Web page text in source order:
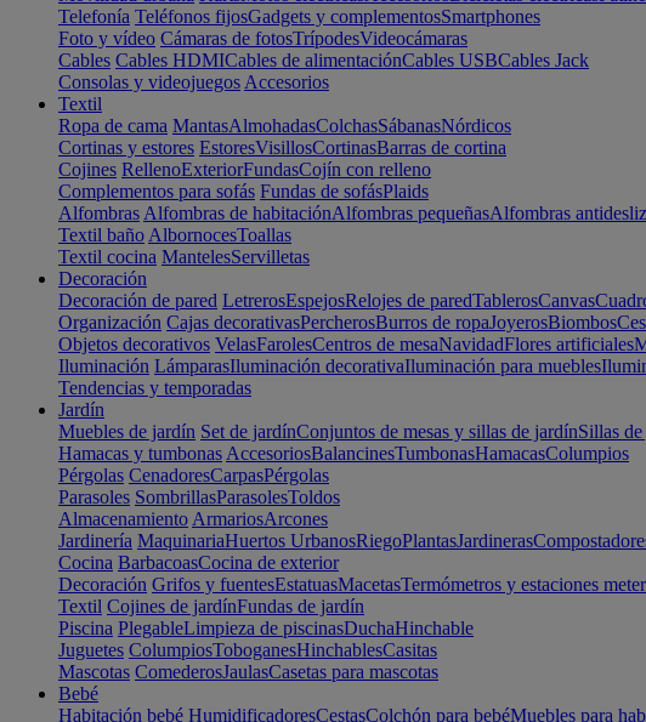
Telefonía Teléfonos fijosGadgets y complementosSmartphones
Foto y vídeo Cámaras de fotosTrípodesVideocámaras
Cables Cables HDMICables de alimentaciónCables USBCables Jack
Consolas y videojuegos Accesorios
Textil
Ropa de cama MantasAlmohadasColchasSábanasNórdicos
Cortinas y estores EstoresVisillosCortinasBarras de cortina
Cojines RellenoExteriorFundasCojín con relleno
Complementos para sofás Fundas de sofásPlaids
Alfombras Alfombras de habitaciónAlfombras pequeñasAlfombras
Textil baño AlbornocesToallas
Textil cocina MantelesServilletas
Decoración
Decoración de pared LetrerosEspejosRelojes de paredTablerosCanvas
Organización Cajas decorativasPercherosBurros de ropaJoyerosBiombos
Objetos decorativos VelasFarolesCentros de mesaNavidadFlores artificiales
Iluminación LámparasIluminación decorativaIluminación para muebles
Tendencias y temporadas
Jardín
Muebles de jardín Set de jardínConjuntos de mesas y sillas de jardínSillas
Hamacas y tumbonas AccesoriosBalancinesTumbonasHamacasColumpios
Pérgolas CenadoresCarpasPérgolas
Parasoles SombrillasParasolesToldos
Almacenamiento ArmariosArcones
Jardinería MaquinariaHuertos UrbanosRiegoPlantasJardineras
Cocina BarbacoasCocina de exterior
Decoración Grifos y fuentesEstatuasMacetasTermómetros y estaciones
Textil Cojines de jardínFundas de jardín
Piscina PlegableLimpieza de piscinasDuchaHinchable
Juguetes ColumpiosToboganesHinchablesCasitas
Mascotas ComederosJaulasCasetas para mascotas
Bebé
Habitación bebé HumidificadoresCestasColchón para bebéMuebles para